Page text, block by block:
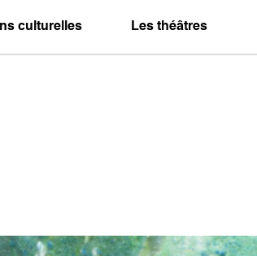
culturelles Les théâtres